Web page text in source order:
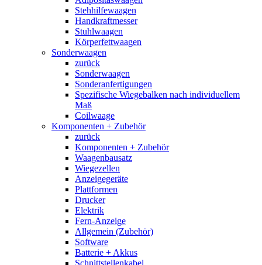
Stehhilfewaagen
Handkraftmesser
Stuhlwaagen
Körperfettwaagen
Sonderwaagen
zurück
Sonderwaagen
Sonderanfertigungen
Spezifische Wiegebalken nach individuellem
Maß
Coilwaage
Komponenten + Zubehör
zurück
Komponenten + Zubehör
Waagenbausatz
Wiegezellen
Anzeigegeräte
Plattformen
Drucker
Elektrik
Fern-Anzeige
Allgemein (Zubehör)
Software
Batterie + Akkus
Schnittstellenkabel